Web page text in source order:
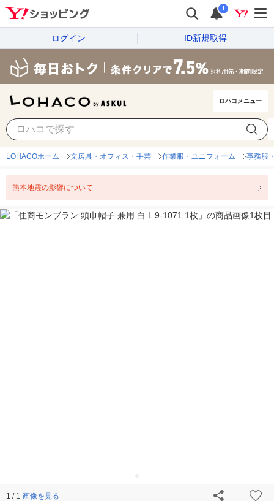
i
ログイン ID新規取得
ロハコメニュー
LOHACOホーム 文房具・オフィス・手芸 作業服・ユニフォーム 事務服
熊本地震の影響について
1 / 1 画像を見る